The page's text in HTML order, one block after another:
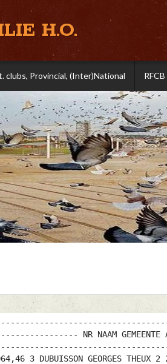
H.O.
clubs, Provincial, (Inter)National
NAAM GEMEENTE AD IG
3 DUBUISSON GEORGES